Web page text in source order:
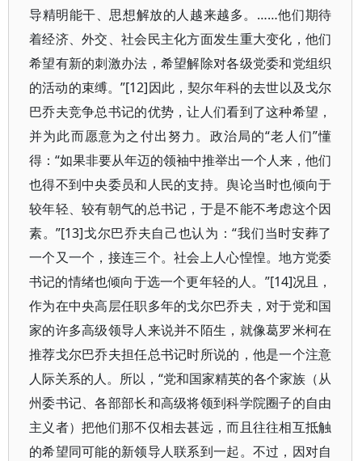
导精明能干、思想解放的人越来越多。……他们期待
着经济、外交、社会民主化方面发生重大变化，他们
希望有新的刺激办法，希望解除对各级党委和党组织
的活动的束缚。”[12]因此，契尔年科的去世以及戈尔
巴乔夫竞争总书记的优势，让人们看到了这种希望，
并为此而愿意为之付出努力。政治局的“老人们”懂
得：“如果非要从年迈的领袖中推举出一个人来，他们
也得不到中央委员和人民的支持。舆论当时也倾向于
较年轻、较有朝气的总书记，于是不能不考虑这个因
素。”[13]戈尔巴乔夫自己也认为：“我们当时安葬了
一个又一个，接连三个。社会上人心惶惶。地方党委
书记的情绪也倾向于选一个更年轻的人。”[14]况且，
作为在中央高层任职多年的戈尔巴乔夫，对于党和国
家的许多高级领导人来说并不陌生，就像葛罗米柯在
推荐戈尔巴乔夫担任总书记时所说的，他是一个注意
人际关系的人。所以，“党和国家精英的各个家族（从
州委书记、各部部长和高级将领到科学院圈子的自由
主义者）把他们那不仅相去甚远，而且往往相互抵触
的希望同可能的新领导人联系到一起。不过，因对自